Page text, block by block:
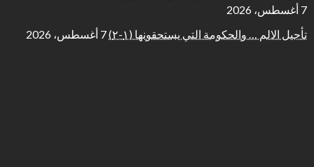
7 أغسطس، 2026
تأجيل الالم … والحكومة التي يستحقونها (١-٢)
7 أغسطس، 2026